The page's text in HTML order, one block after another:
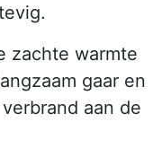
zachte warmte
gaar en
aan de